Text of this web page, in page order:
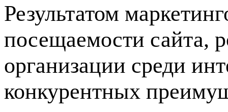
Результатом
посещаемости сайта,
организации среди
конкурентных